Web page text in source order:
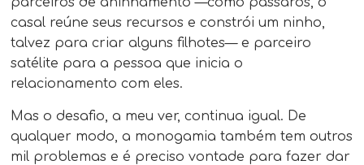
casal reúne seus recursos e constrói um ninho,
talvez para criar alguns filhotes— e parceiro
satélite para a pessoa que inicia o
relacionamento com eles.
Mas o desafio, a meu ver, continua igual. De
qualquer modo, a monogamia também tem outros
mil problemas e é preciso vontade para fazer dar